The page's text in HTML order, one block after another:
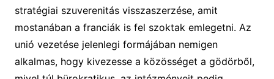
stratégiai szuverenitás visszaszerzése, amit
mostanában a franciák is fel szoktak emlegetni. Az
unió vezetése jelenlegi formájában nemigen
alkalmas, hogy kivezesse a közösséget a gödörből,